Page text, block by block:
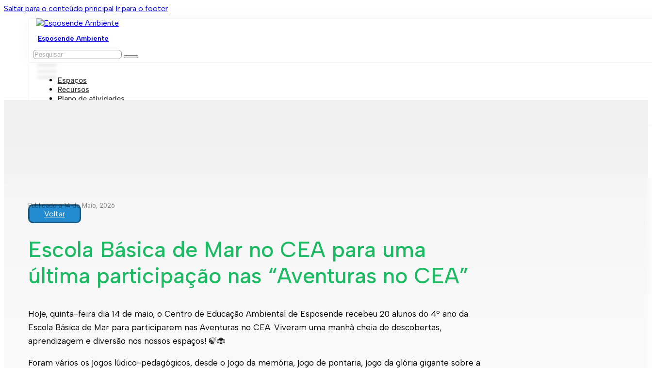
Saltar para o conteúdo principal Ir para o footer
Esposende Ambiente
Pesquisar
Espaços
Recursos
Plano de atividades
Publicado a 14 de Maio, 2026
Voltar
Escola Básica de Mar no CEA para uma
última participação nas “Aventuras no CEA”
Hoje, quinta-feira dia 14 de maio, o Centro de Educação Ambiental de Esposende recebeu 20 alunos do 4º ano da
Escola Básica de Mar para participarem nas Aventuras no CEA. Viveram uma manhã cheia de descobertas,
aprendizagem e diversão nos nossos espaços! 🍃🐞
Foram vários os jogos lúdico-pedagógicos, desde o jogo da memória, jogo de pontaria, jogo da glória gigante sobre a